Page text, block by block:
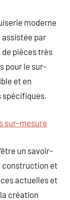
moderne
par
pièces très
pour le sur-
et en
spécifiques.
sur-mesure
un savoir-
construction et
actuelles et
création